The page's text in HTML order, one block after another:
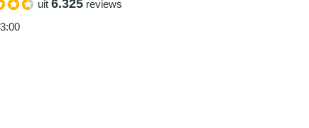
uit 6.325 reviews